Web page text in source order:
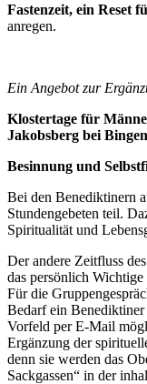
Fastenzeit, ein Reset
anregen.
Ein Angebot zur
Klostertage für
Jakobsberg bei Bingen
Besinnung und
Bei den Benediktinern
Stundengebeten teil.
Spiritualität und
Der andere Zeitfluss
das persönlich
Für die
Bedarf ein
Vorfeld per E-Mail
Ergänzung der
denn sie werden das
Sackgassen“ in der